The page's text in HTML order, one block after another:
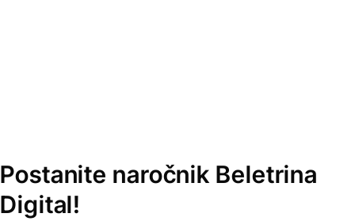
Postanite naročnik Beletrina
Digital!